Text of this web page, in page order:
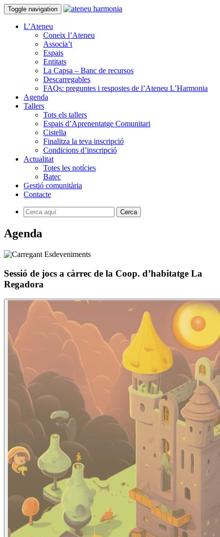
Toggle navigation
L’Ateneu
Coneix l’Ateneu
Associa’t
Espais
Entitats
La Capsa – Banc de recursos
Descarregables
FAQs: preguntes i respostes de l’Ateneu L’Harmonia
Agenda
Tallers
Tots els tallers
Espais d’Aprenentatge Comunitari
Cistella
Finalitza la teva inscripció
Condicions d’inscripció
Actualitat
Totes les notícies
Batec
Gestió comunitària
Contacte
Agenda
Sessió de jocs a càrrec de la Coop. d’habitatge La
Regadora